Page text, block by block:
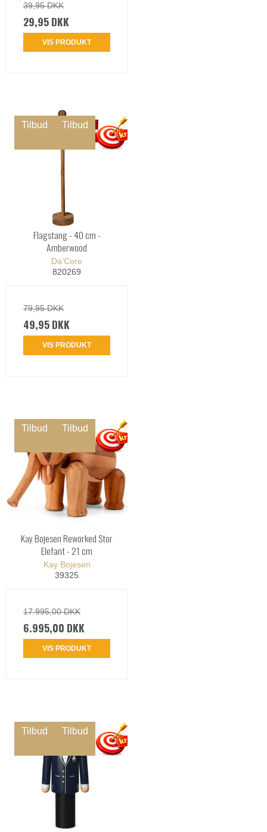
39,95 DKK
29,95 DKK
VIS PRODUKT
Tilbud Tilbud
Flagstang - 40 cm -
Amberwood
Da'Core
820269
79,95 DKK
49,95 DKK
VIS PRODUKT
Tilbud Tilbud
Kay Bojesen Reworked Stor
Elefant - 21 cm
Kay Bojesen
39325
17.995,00 DKK
6.995,00 DKK
VIS PRODUKT
Tilbud Tilbud